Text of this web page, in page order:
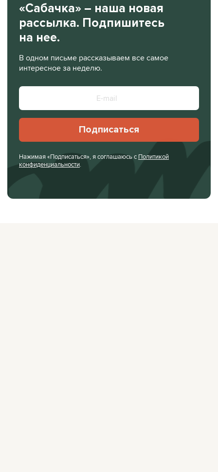
«Сабачка» – наша новая
рассылка. Подпишитесь
на нее.
В одном письме рассказываем все самое
интересное за неделю.
Подписаться
Нажимая «Подписаться», я соглашаюсь с Политикой
конфиденциальности.